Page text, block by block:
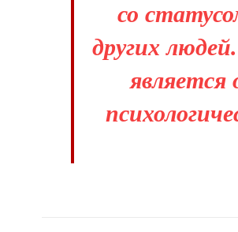
со
других
является